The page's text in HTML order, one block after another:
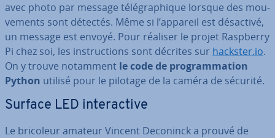
avec photo par message té­lé­gra­phique lorsque des mou­
ve­ments sont détectés. Même si l’appareil est désactivé,
un message est envoyé. Pour réaliser le projet Raspberry
Pi chez soi, les ins­truc­tions sont décrites sur hackster.io.
On y trouve notamment le code de pro­gram­ma­tion
Python utilisé pour le pilotage de la caméra de sécurité.
Surface LED in­te­rac­tive
Le bricoleur amateur Vincent Deconinck a prouvé de